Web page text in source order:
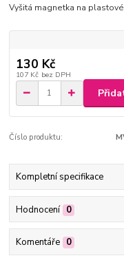
Vyšitá magnetka na
130 Kč
107 Kč bez DPH
Číslo produktu:
Kompletní specifikace
Hodnocení 0
Komentáře 0